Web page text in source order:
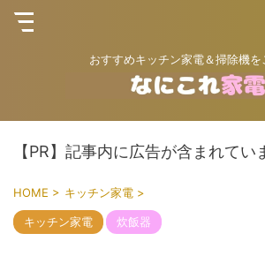
おすすめキッチン家電＆掃除機を
【PR】記事内に広告が含まれてい
HOME > キッチン家電 >
キッチン家電 炊飯器